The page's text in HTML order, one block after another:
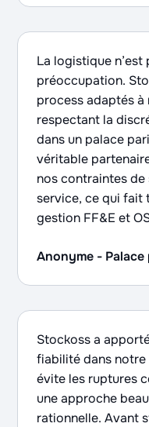
La logistique n’est
préoccupation.
process adaptés
respectant la
dans un palace
véritable
nos contraintes
service, ce qui fait
gestion FF&E et
Anonyme - Palace
Stockoss a
fiabilité dans
évite les ruptures
une approche
rationnelle. Avant